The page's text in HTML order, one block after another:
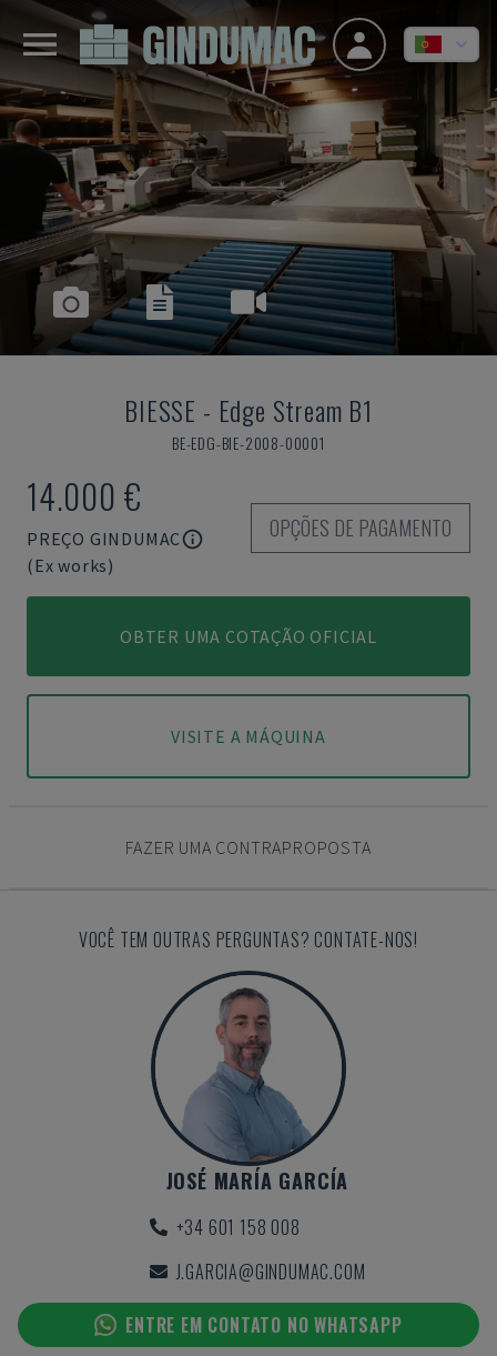
BIESSE - Edge Stream B1
BE-EDG-BIE-2008-00001
14.000 €
PREÇO GINDUMAC
(Ex works)
OPÇÕES DE PAGAMENTO
OBTER UMA COTAÇÃO OFICIAL
VISITE A MÁQUINA
FAZER UMA CONTRAPROPOSTA
VOCÊ TEM OUTRAS PERGUNTAS? CONTATE-NOS!
JOSÉ MARÍA GARCÍA
+34 601 158 008
J.GARCIA@GINDUMAC.COM
ENTRE EM CONTATO NO WHATSAPP